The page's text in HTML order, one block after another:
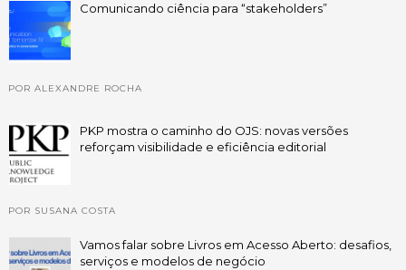
Comunicando ciência para “stakeholders”
POR ALEXANDRE ROCHA
PKP mostra o caminho do OJS: novas versões
reforçam visibilidade e eficiência editorial
POR SUSANA COSTA
Vamos falar sobre Livros em Acesso Aberto: desafios,
serviços e modelos de negócio